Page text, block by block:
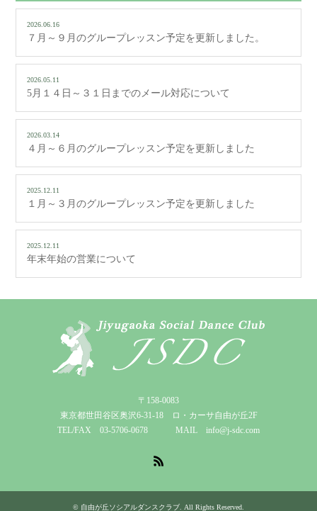
2026.06.16
７月～９月のグループレッスン予定を更新しました。
2026.05.11
5月１４日～３１日までのメール対応について
2026.03.14
４月～６月のグループレッスン予定を更新しました
2025.12.11
１月～３月のグループレッスン予定を更新しました
2025.12.11
年末年始の営業について
〒158-0083
東京都世田谷区奥沢6-31-18 ロ・カーサ自由が丘2F
TEL/FAX 03-5706-0678 MAIL info@j-sdc.com
© 自由が丘ソシアルダンスクラブ . All Rights Reserved.